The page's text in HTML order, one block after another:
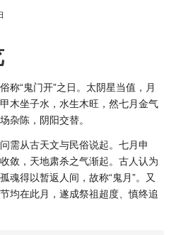
称“鬼门开”之日。太阴星当值，月
木坐子水，水生木旺，然七月金气
杂陈，阴阳交替。
问需从古天文与民俗说起。七月申
敛，天地肃杀之气渐起。古人认为
魂得以暂返人间，故称“鬼月”。又
均在此月，遂成祭祖超度、慎终追